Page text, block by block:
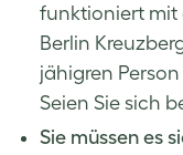
funktioniert mit
Berlin
jähigren
Seien Sie sich
Sie müssen es